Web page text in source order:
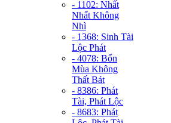
- 1102: Nhất
Nhất Không
Nhì
- 1368: Sinh Tài
Lộc Phát
- 4078: Bốn
Mùa Không
Thất Bát
- 8386: Phát
Tài, Phát Lộc
- 8683: Phát